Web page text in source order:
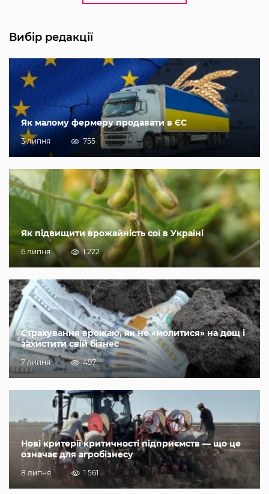
Вибір редакції
Як малому фермеру продавати в ЄС
3 липня 755
Як підвищити врожайність сої в Україні
6 липня 1 222
Страхування врожаю, як не «молитися» на дощ і
захистити свій бізнес
7 липня 497
Нові критерії критичності підприємств — що це
означає для агробізнесу
8 липня 1 561